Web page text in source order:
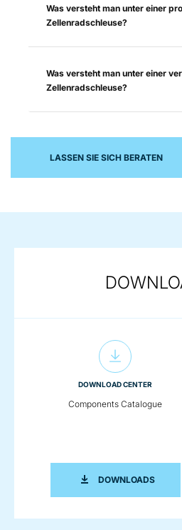
Was versteht man unter einer
Zellenradschleuse?
Was versteht man unter einer
Zellenradschleuse?
LASSEN SIE SICH BERATEN
DOWNLOAD CENTER
Components Catalogue
DOWNLOADS